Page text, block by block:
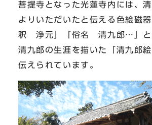
菩提寺となった光蓮寺内には、
よりいただいたと伝える色絵磁
釈 浄元」「俗名 清九郎…」と
清九郎の生涯を描いた「清九郎
伝えられています。